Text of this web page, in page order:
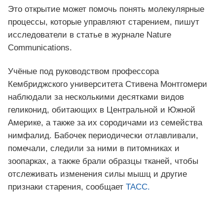
Это открытие может помочь понять молекулярные
процессы, которые управляют старением, пишут
исследователи в статье в журнале Nature
Communications.
Учёные под руководством профессора
Кембриджского университета Стивена Монтгомери
наблюдали за несколькими десятками видов
геликонид, обитающих в Центральной и Южной
Америке, а также за их сородичами из семейства
нимфалид. Бабочек периодически отлавливали,
помечали, следили за ними в питомниках и
зоопарках, а также брали образцы тканей, чтобы
отслеживать изменения силы мышц и другие
признаки старения, сообщает ТАСС.